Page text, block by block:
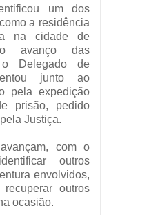
um dos
a residência
na cidade de
avanço das
o Delegado de
junto ao
pela expedição
prisão, pedido
Justiça.
com o
outros
envolvidos,
outros
ocasião.